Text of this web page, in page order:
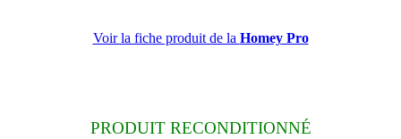
Voir la fiche produit de la Homey Pro
PRODUIT RECONDITIONNÉ